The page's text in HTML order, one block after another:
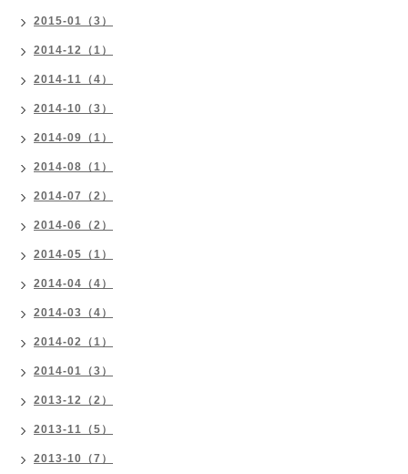
2015-01（3）
2014-12（1）
2014-11（4）
2014-10（3）
2014-09（1）
2014-08（1）
2014-07（2）
2014-06（2）
2014-05（1）
2014-04（4）
2014-03（4）
2014-02（1）
2014-01（3）
2013-12（2）
2013-11（5）
2013-10（7）